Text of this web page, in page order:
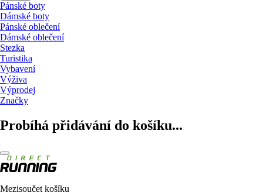
Pánské boty
Dámské boty
Pánské oblečení
Dámské oblečení
Stezka
Turistika
Vybavení
Výživa
Výprodej
Značky
Probíhá přidávání do košíku...
Mezisoučet košíku